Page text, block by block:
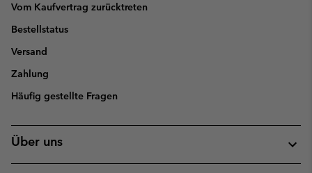
Vom Kaufvertrag zurücktreten
Bestellstatus
Versand
Zahlung
Häufig gestellte Fragen
Über uns